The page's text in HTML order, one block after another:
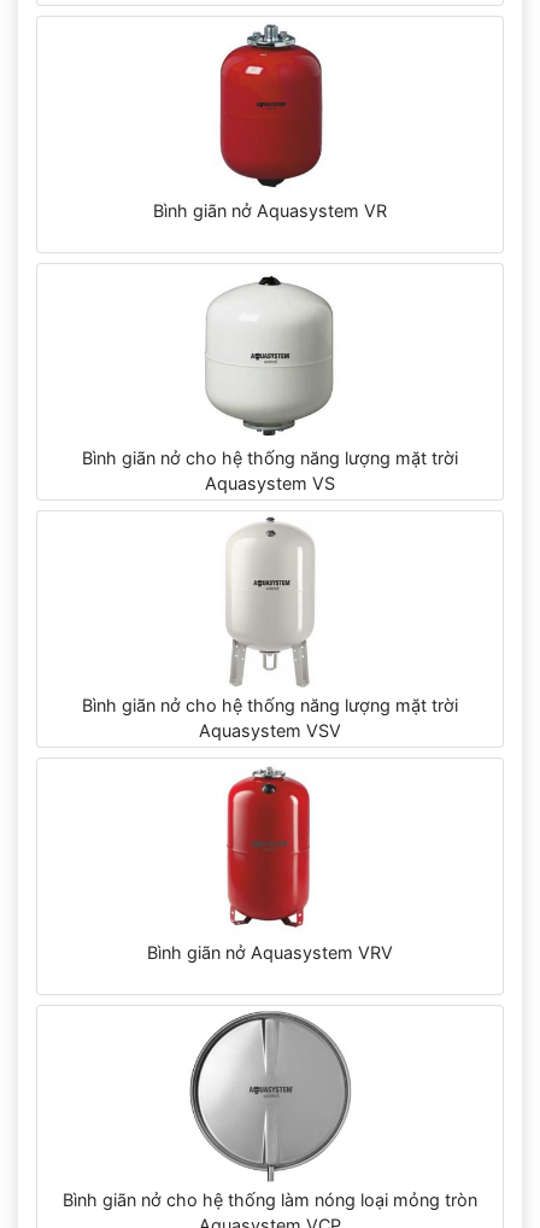
Bình giãn nở Aquasystem VR
Bình giãn nở cho hệ thống năng lượng mặt trời
Aquasystem VS
Bình giãn nở cho hệ thống năng lượng mặt trời
Aquasystem VSV
Bình giãn nở Aquasystem VRV
Bình giãn nở cho hệ thống làm nóng loại mỏng tròn